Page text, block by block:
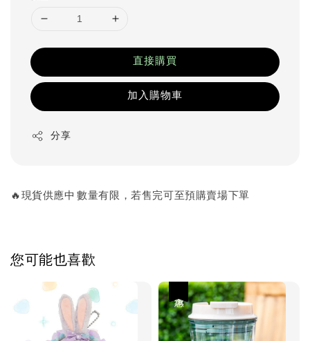
直接購買
加入購物車
分享
🔥現貨供應中 數量有限，若售完可至預購賣場下單
您可能也喜歡